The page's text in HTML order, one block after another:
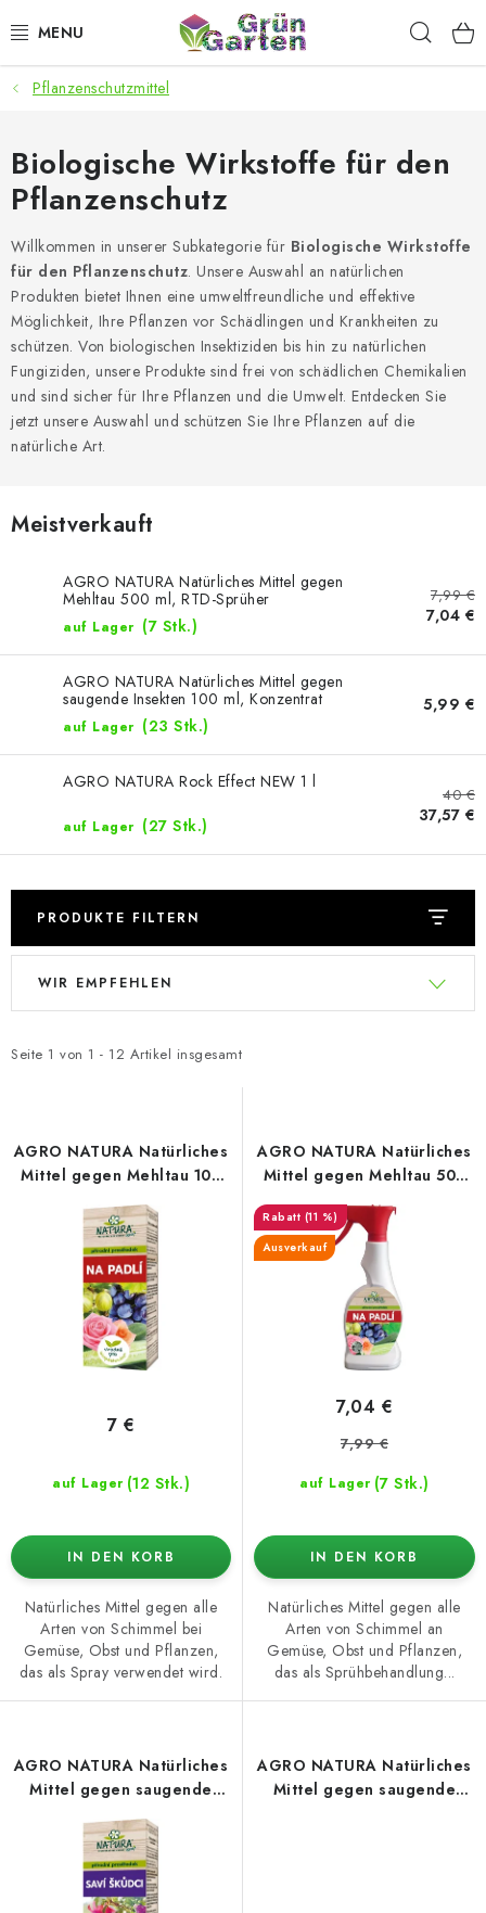
Inhalt
ANGEBOTE
LED PFLANZENLAMPEN
ANBAUBEDARF FÜR DEN HEIMANBAU
AQUARISTIK
MICROGREENS
SMARTER GARTEN
Geschäftsbewertung
Pflanzenschutzmittel
Biologische Wirkstoffe für den
Pflanzenschutz
Willkommen in unserer Subkategorie für Biologische Wirkstoffe
für den Pflanzenschutz. Unsere Auswahl an natürlichen
Produkten bietet Ihnen eine umweltfreundliche und effektive
Möglichkeit, Ihre Pflanzen vor Schädlingen und Krankheiten zu
schützen. Von biologischen Insektiziden bis hin zu natürlichen
Fungiziden, unsere Produkte sind frei von schädlichen Chemikalien
und sind sicher für Ihre Pflanzen und die Umwelt. Entdecken Sie
jetzt unsere Auswahl und schützen Sie Ihre Pflanzen auf die
natürliche Art.
Meistverkauft
AGRO NATURA Natürliches Mittel gegen
Mehltau 500 ml, RTD-Sprüher
auf Lager (7 Stk.)
7,99 €
7,04 €
AGRO NATURA Natürliches Mittel gegen
saugende Insekten 100 ml, Konzentrat
auf Lager (23 Stk.)
5,99 €
AGRO NATURA Rock Effect NEW 1 l
auf Lager (27 Stk.)
40 €
37,57 €
PRODUKTE FILTERN
L
t
e
r
Seite 1 von 1 - 12 Artikel insgesamt
P
d
t
s
WIR EMPFEHLEN
AGRO NATURA Natürliches
Mittel gegen Mehltau 100
ml, Konzentrat
auf Lager (12 Stk.)
7 €
IN DEN KORB
Natürliches Mittel gegen alle
Arten von Schimmel bei
Gemüse, Obst und Pflanzen,
das als Spray verwendet wird.
AGRO NATURA Natürliches
Mittel gegen Mehltau 500
ml, RTD-Sprüher
(11 %)
Ausverkauf
auf Lager (7 Stk.)
7,04 €
7,99 €
IN DEN KORB
Natürliches Mittel gegen alle
Arten von Schimmel an
Gemüse, Obst und Pflanzen,
das als Sprühbehandlung...
AGRO NATURA Natürliches
Mittel gegen saugende
Insekten 100 ml, Konzentrat
AGRO NATURA Natürliches
Mittel gegen saugende